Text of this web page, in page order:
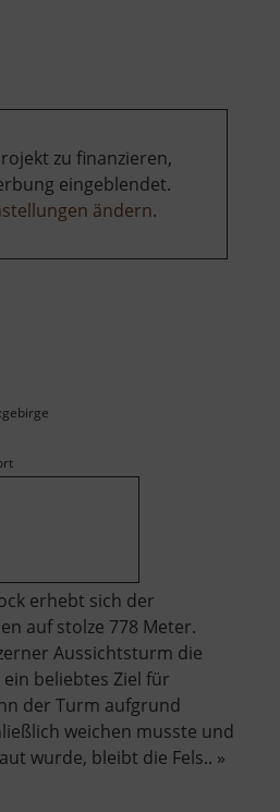
zu finanzieren,
eingeblendet.
ändern.
erhebt sich der
auf stolze 778 Meter.
Aussichtsturm die
beliebtes Ziel für
der Turm aufgrund
weichen musste und
wurde, bleibt die Fels.. »